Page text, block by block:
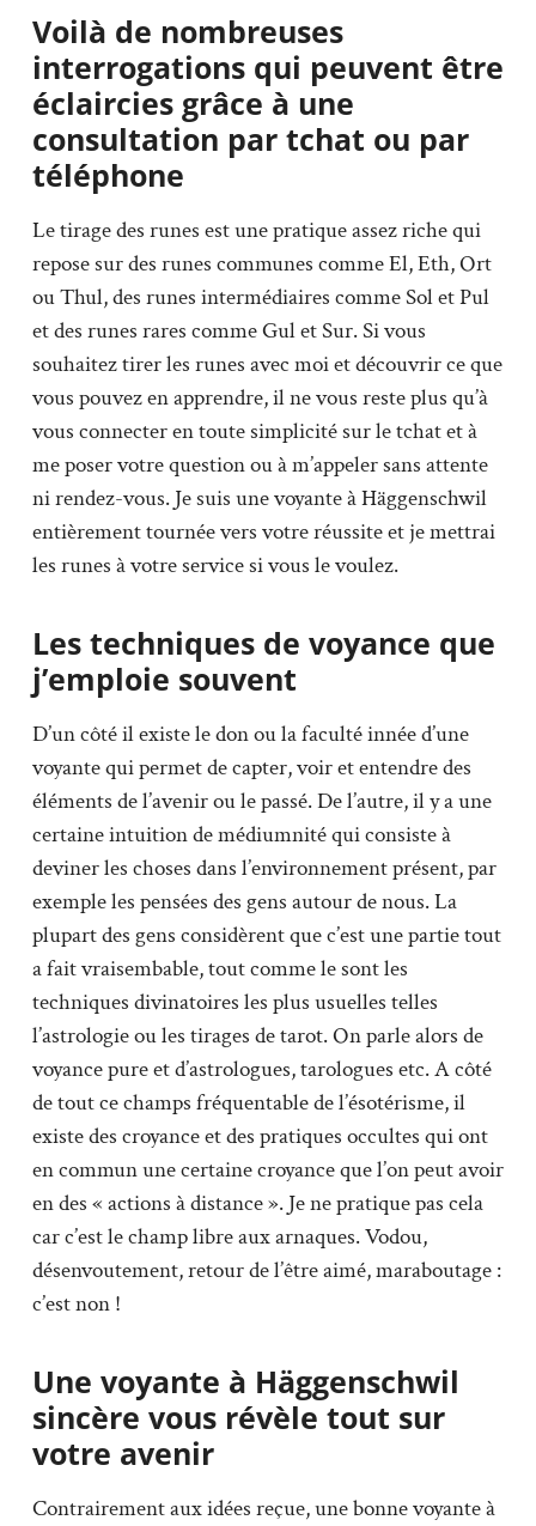
Voilà de nombreuses
interrogations qui peuvent être
éclaircies grâce à une
consultation par tchat ou par
téléphone
Le tirage des runes est une pratique assez riche qui
repose sur des runes communes comme El, Eth, Ort
ou Thul, des runes intermédiaires comme Sol et Pul
et des runes rares comme Gul et Sur. Si vous
souhaitez tirer les runes avec moi et découvrir ce que
vous pouvez en apprendre, il ne vous reste plus qu’à
vous connecter en toute simplicité sur le tchat et à
me poser votre question ou à m’appeler sans attente
ni rendez-vous. Je suis une voyante à Häggenschwil
entièrement tournée vers votre réussite et je mettrai
les runes à votre service si vous le voulez.
Les techniques de voyance que
j’emploie souvent
D’un côté il existe le don ou la faculté innée d’une
voyante qui permet de capter, voir et entendre des
éléments de l’avenir ou le passé. De l’autre, il y a une
certaine intuition de médiumnité qui consiste à
deviner les choses dans l’environnement présent, par
exemple les pensées des gens autour de nous. La
plupart des gens considèrent que c’est une partie tout
a fait vraisembable, tout comme le sont les
techniques divinatoires les plus usuelles telles
l’astrologie ou les tirages de tarot. On parle alors de
voyance pure et d’astrologues, tarologues etc. A côté
de tout ce champs fréquentable de l’ésotérisme, il
existe des croyance et des pratiques occultes qui ont
en commun une certaine croyance que l’on peut avoir
en des « actions à distance ». Je ne pratique pas cela
car c’est le champ libre aux arnaques. Vodou,
désenvoutement, retour de l’être aimé, maraboutage :
c’est non !
Une voyante à Häggenschwil
sincère vous révèle tout sur
votre avenir
Contrairement aux idées reçue, une bonne voyante à